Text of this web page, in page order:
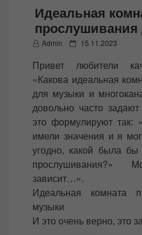
Идеальная
Admin
P
s
t
e
o
n
15.11.2023
Привет любители
«Какова идеальная
для музыки и
довольно часто
это формулируют так:
имели значения и я
угодно, какой была бы
прослушивания?»
зависит…».
Идеальная комната
музыки
И это очень верно, это